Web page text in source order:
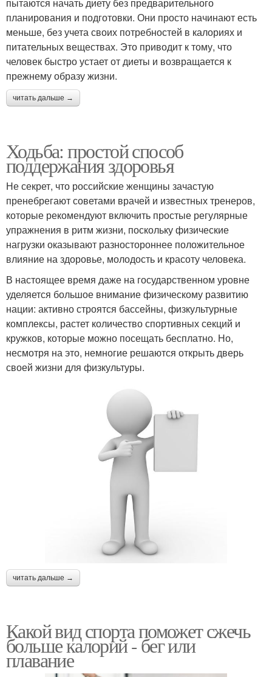
пытаются начать диету без предварительного
планирования и подготовки. Они просто начинают есть
меньше, без учета своих потребностей в калориях и
питательных веществах. Это приводит к тому, что
человек быстро устает от диеты и возвращается к
прежнему образу жизни.
читать дальше →
Ходьба: простой способ
поддержания здоровья
Не секрет, что российские женщины зачастую
пренебрегают советами врачей и известных тренеров,
которые рекомендуют включить простые регулярные
упражнения в ритм жизни, поскольку физические
нагрузки оказывают разностороннее положительное
влияние на здоровье, молодость и красоту человека.
В настоящее время даже на государственном уровне
уделяется большое внимание физическому развитию
нации: активно строятся бассейны, физкультурные
комплексы, растет количество спортивных секций и
кружков, которые можно посещать бесплатно. Но,
несмотря на это, немногие решаются открыть дверь
своей жизни для физкультуры.
читать дальше →
Какой вид спорта поможет сжечь
больше калорий - бег или
плавание